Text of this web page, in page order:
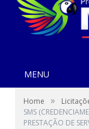
MENU
Home »
SMS
PRESTAÇÃO DE